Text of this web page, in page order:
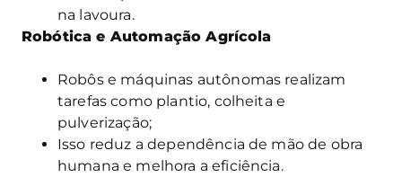
na lavoura.
Robótica e Automação Agrícola
Robôs e máquinas autônomas realizam
tarefas como plantio, colheita e
pulverização;
Isso reduz a dependência de mão de obra
humana e melhora a eficiência.